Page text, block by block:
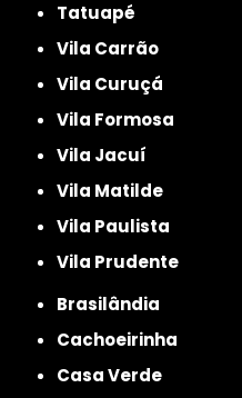
Tatuapé
Vila Carrão
Vila Curuçá
Vila Formosa
Vila Jacuí
Vila Matilde
Vila Paulista
Vila Prudente
Brasilândia
Cachoeirinha
Casa Verde